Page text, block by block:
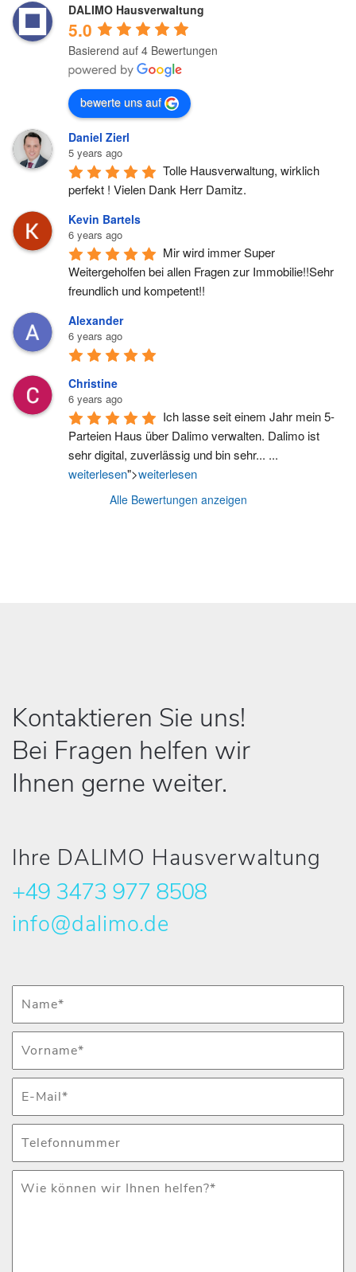
DALIMO Hausverwaltung
5.0
Basierend auf 4 Bewertungen
bewerte uns auf
Daniel Zierl
5 years ago
Tolle Hausverwaltung, wirklich
perfekt ! Vielen Dank Herr Damitz.
Kevin Bartels
6 years ago
Mir wird immer Super
Weitergeholfen bei allen Fragen zur Immobilie!!Sehr
freundlich und kompetent!!
Alexander
6 years ago
Christine
6 years ago
Ich lasse seit einem Jahr mein 5-
Parteien Haus über Dalimo verwalten. Dalimo ist
sehr digital, zuverlässig und bin sehr...
weiterlesen">weiterlesen
Alle Bewertungen anzeigen
Kontaktieren Sie uns!
Bei Fragen helfen wir
Ihnen gerne weiter.
Ihre DALIMO Hausverwaltung
+49 3473 977 8508
info@dalimo.de